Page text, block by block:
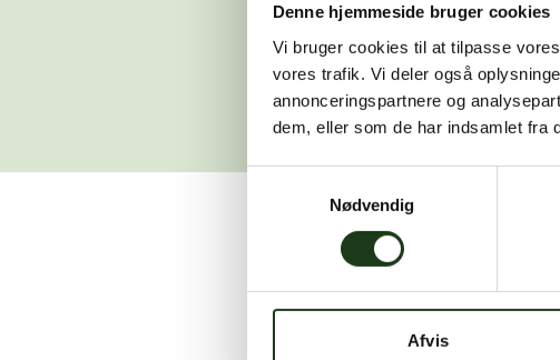
Denne hjemmeside bruger cookies
Vi bruger cookies til at tilpasse
vores trafik. Vi deler også
annonceringspartnere og
dem, eller som de har indsamlet fra
Samtykkevalg
Nødvendig
Afvis
Vi er her for at hjælpe dig. Du